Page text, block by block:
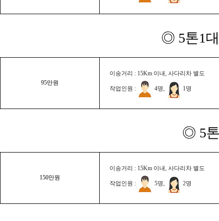
◎ 5톤1
95만원
이송거리 : 15Km 이내, 사다리차 별도
작업인원 : 4명, 1명
◎ 5
150만원
이송거리 : 15Km 이내, 사다리차 별도
작업인원 : 5명, 2명